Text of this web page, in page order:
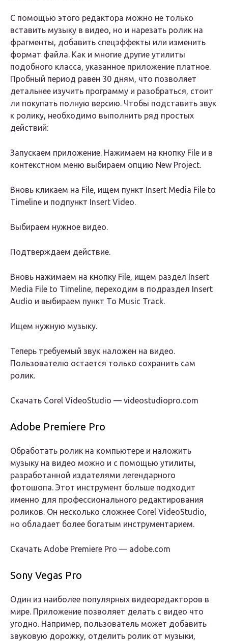
С помощью этого редактора можно не только
вставить музыку в видео, но и нарезать ролик на
фрагменты, добавить спецэффекты или изменить
формат файла. Как и многие другие утилиты
подобного класса, указанное приложение платное.
Пробный период равен 30 дням, что позволяет
детальнее изучить программу и разобраться, стоит
ли покупать полную версию. Чтобы подставить звук
к ролику, необходимо выполнить ряд простых
действий:
Запускаем приложение. Нажимаем на кнопку File и в
контекстном меню выбираем опцию New Project.
Вновь кликаем на File, ищем пункт Insert Media File to
Timeline и подпункт Insert Video.
Выбираем нужное видео.
Подтверждаем действие.
Вновь нажимаем на кнопку File, ищем раздел Insert
Media File to Timeline, переходим в подраздел Insert
Audio и выбираем пункт To Music Track.
Ищем нужную музыку.
Теперь требуемый звук наложен на видео.
Пользователю остается только сохранить сам
ролик.
Скачать Corel VideoStudio — videostudiopro.com
Adobe Premiere Pro
Обработать ролик на компьютере и наложить
музыку на видео можно и с помощью утилиты,
разработанной издателями легендарного
фотошопа. Этот инструмент больше подходит
именно для профессионального редактирования
роликов. Он несколько сложнее Corel VideoStudio,
но обладает более богатым инструментарием.
Скачать Adobe Premiere Pro — adobe.com
Sony Vegas Pro
Один из наиболее популярных видеоредакторов в
мире. Приложение позволяет делать с видео что
угодно. Например, пользователь может добавить
звуковую дорожку, отделить ролик от музыки,